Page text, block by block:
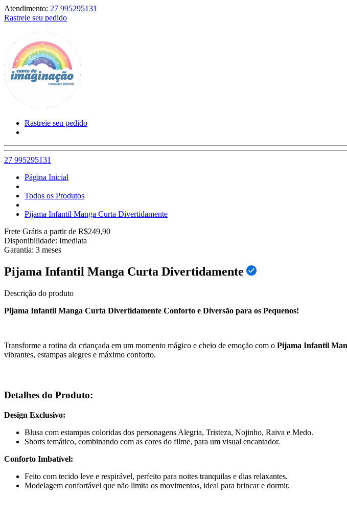
Atendimento: 27 995295131
Rastreie seu pedido
Rastreie seu pedido
27 995295131
Página Inicial
Todos os Produtos
Pijama Infantil Manga Curta Divertidamente
Frete Grátis a partir de R$249,90
Disponibilidade: Imediata
Garantia: 3 meses
Pijama Infantil Manga Curta Divertidamente
Descrição do produto
Pijama Infantil Manga Curta Divertidamente Conforto e Diversão para os Pequenos!
Transforme a rotina da criançada em um momento mágico e cheio de emoção com o Pijama Infantil
vibrantes, estampas alegres e máximo conforto.
Detalhes do Produto:
Design Exclusivo:
Blusa com estampas coloridas dos personagens Alegria, Tristeza, Nojinho, Raiva e Medo.
Shorts temático, combinando com as cores do filme, para um visual encantador.
Conforto Imbatível:
Feito com tecido leve e respirável, perfeito para noites tranquilas e dias relaxantes.
Modelagem confortável que não limita os movimentos, ideal para brincar e dormir.